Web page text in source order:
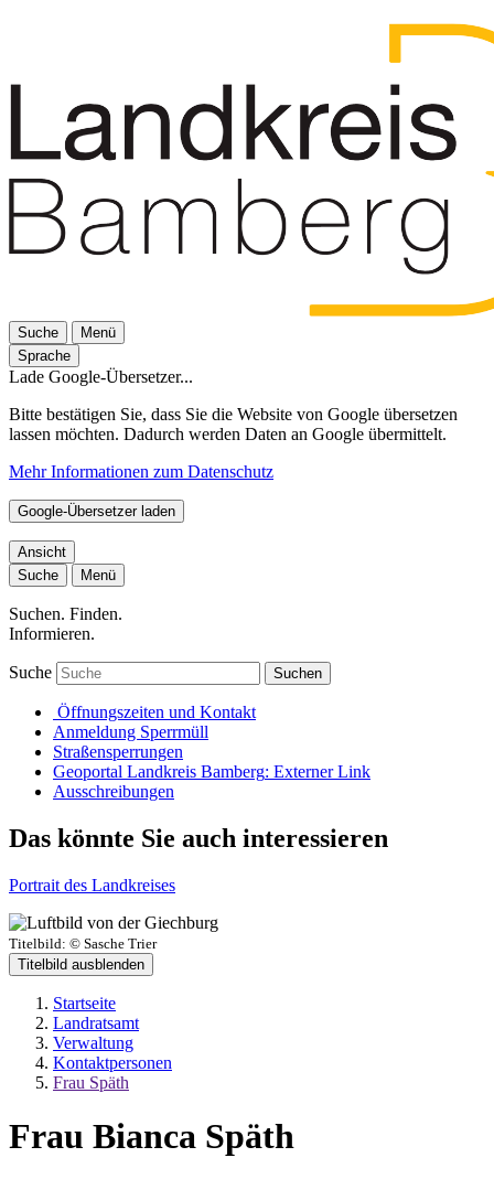
Suche
Menü
Sprache
Lade Google-Übersetzer...
Bitte bestätigen Sie, dass Sie die Website von Google übersetzen
lassen möchten. Dadurch werden Daten an Google übermittelt.
Mehr Informationen zum Datenschutz
Google-Übersetzer laden
Ansicht
Suche
Menü
Suchen. Finden.
Informieren.
Suche Suchen
Öffnungszeiten und Kontakt
Anmeldung Sperrmüll
Straßensperrungen
Geoportal Landkreis Bamberg: Externer Link
Ausschreibungen
Das könnte Sie auch interessieren
Portrait des Landkreises
Titelbild: © Sasche Trier
Titelbild ausblenden
Startseite
Landratsamt
Verwaltung
Kontaktpersonen
Frau Späth
Frau Bianca Späth